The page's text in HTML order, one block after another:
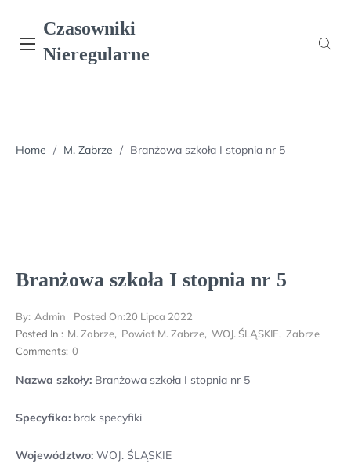
content
Czasowniki
Nieregularne
Home / M. Zabrze / Branżowa szkoła I stopnia nr 5
Branżowa szkoła I stopnia nr 5
By: Admin Posted On:20 Lipca 2022
Posted In : M. Zabrze, Powiat M. Zabrze, WOJ. ŚLĄSKIE, Zabrze
Comments: 0
Nazwa szkoły: Branżowa szkoła I stopnia nr 5
Specyfika: brak specyfiki
Województwo: WOJ. ŚLĄSKIE